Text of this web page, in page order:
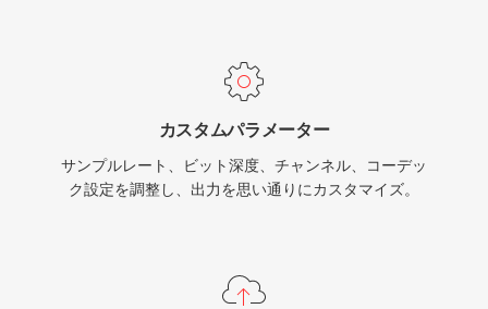
カスタムパラメーター
サンプルレート、ビット深度、チャンネル、コーデッ
ク設定を調整し、出力を思い通りにカスタマイズ。